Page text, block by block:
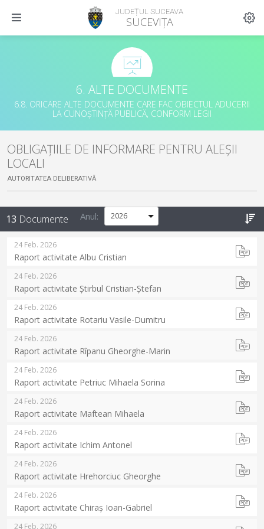
JUDEȚUL SUCEAVA
SUCEVIȚA
6. ALTE DOCUMENTE
6.8. ORICARE ALTE DOCUMENTE CARE FAC OBIECTUL ADUCERII
LA CUNOȘTINȚĂ PUBLICĂ, CONFORM LEGII
OBLIGAȚIILE DE INFORMARE PENTRU ALEȘII
LOCALI
AUTORITATEA DELIBERATIVĂ
13 Documente Anul:
24 Feb. 2026
Raport activitate Albu Cristian
24 Feb. 2026
Raport activitate Știrbul Cristian-Ștefan
24 Feb. 2026
Raport activitate Rotariu Vasile-Dumitru
24 Feb. 2026
Raport activitate Rîpanu Gheorghe-Marin
24 Feb. 2026
Raport activitate Petriuc Mihaela Sorina
24 Feb. 2026
Raport activitate Maftean Mihaela
24 Feb. 2026
Raport activitate Ichim Antonel
24 Feb. 2026
Raport activitate Hrehorciuc Gheorghe
24 Feb. 2026
Raport activitate Chiraș Ioan-Gabriel
24 Feb. 2026